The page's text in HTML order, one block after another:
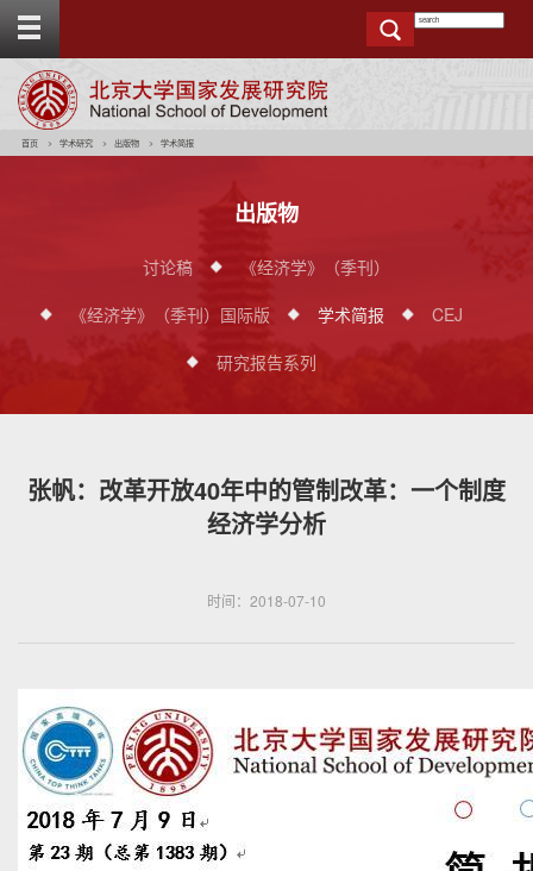
t
首页 学术研究 出版物 学术简报
出版物
讨论稿
《经济学》（季刊）
《经济学》（季刊）国际版
学术简报
CEJ
研究报告系列
张帆：改革开放40年中的管制改革：一个制度
经济学分析
时间：2018-07-10